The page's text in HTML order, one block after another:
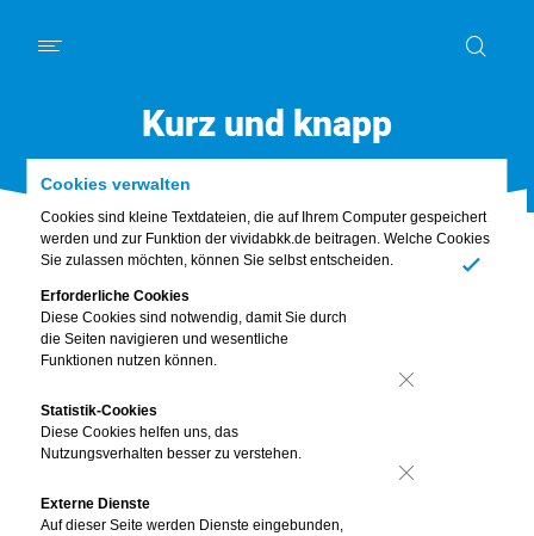
Cookies verwalten
Cookies sind kleine Textdateien, die auf Ihrem Computer gespeichert
werden und zur Funktion der vividabkk.de beitragen. Welche Cookies
Sie zulassen möchten, können Sie selbst entscheiden.
Erforderliche Cookies
Diese Cookies sind notwendig, damit Sie durch
die Seiten navigieren und wesentliche
Funktionen nutzen können.
Statistik-Cookies
Diese Cookies helfen uns, das
Nutzungsverhalten besser zu verstehen.
Externe Dienste
Auf dieser Seite werden Dienste eingebunden,
Kurz und knapp
Pflege ohne
Betriebliches Gesundheitsmanagement
Bewusst leben
Abo & Gewinnspiel